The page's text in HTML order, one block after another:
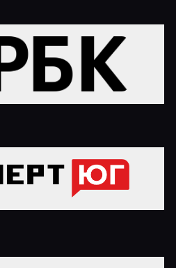
государственного
квестов
хорроры
квестов на Юге